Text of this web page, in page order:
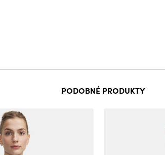
PODOBNÉ PRODUKTY